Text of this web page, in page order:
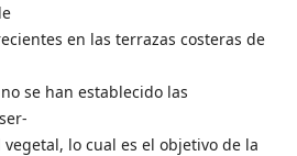
en las terrazas costeras de
se han establecido las
lo cual es el objetivo de la